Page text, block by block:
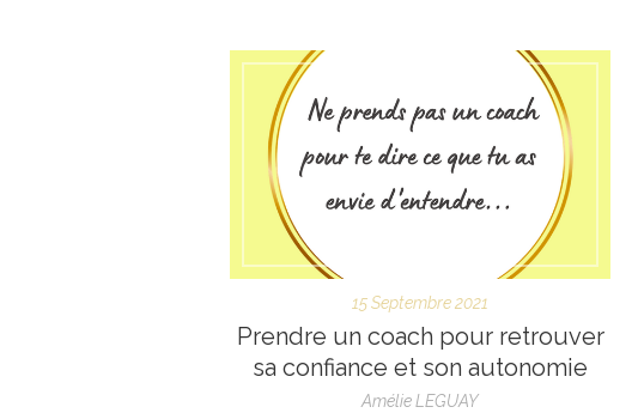
15 Septembre 2021
Prendre un coach pour retrouver
sa confiance et son autonomie
Amélie LEGUAY